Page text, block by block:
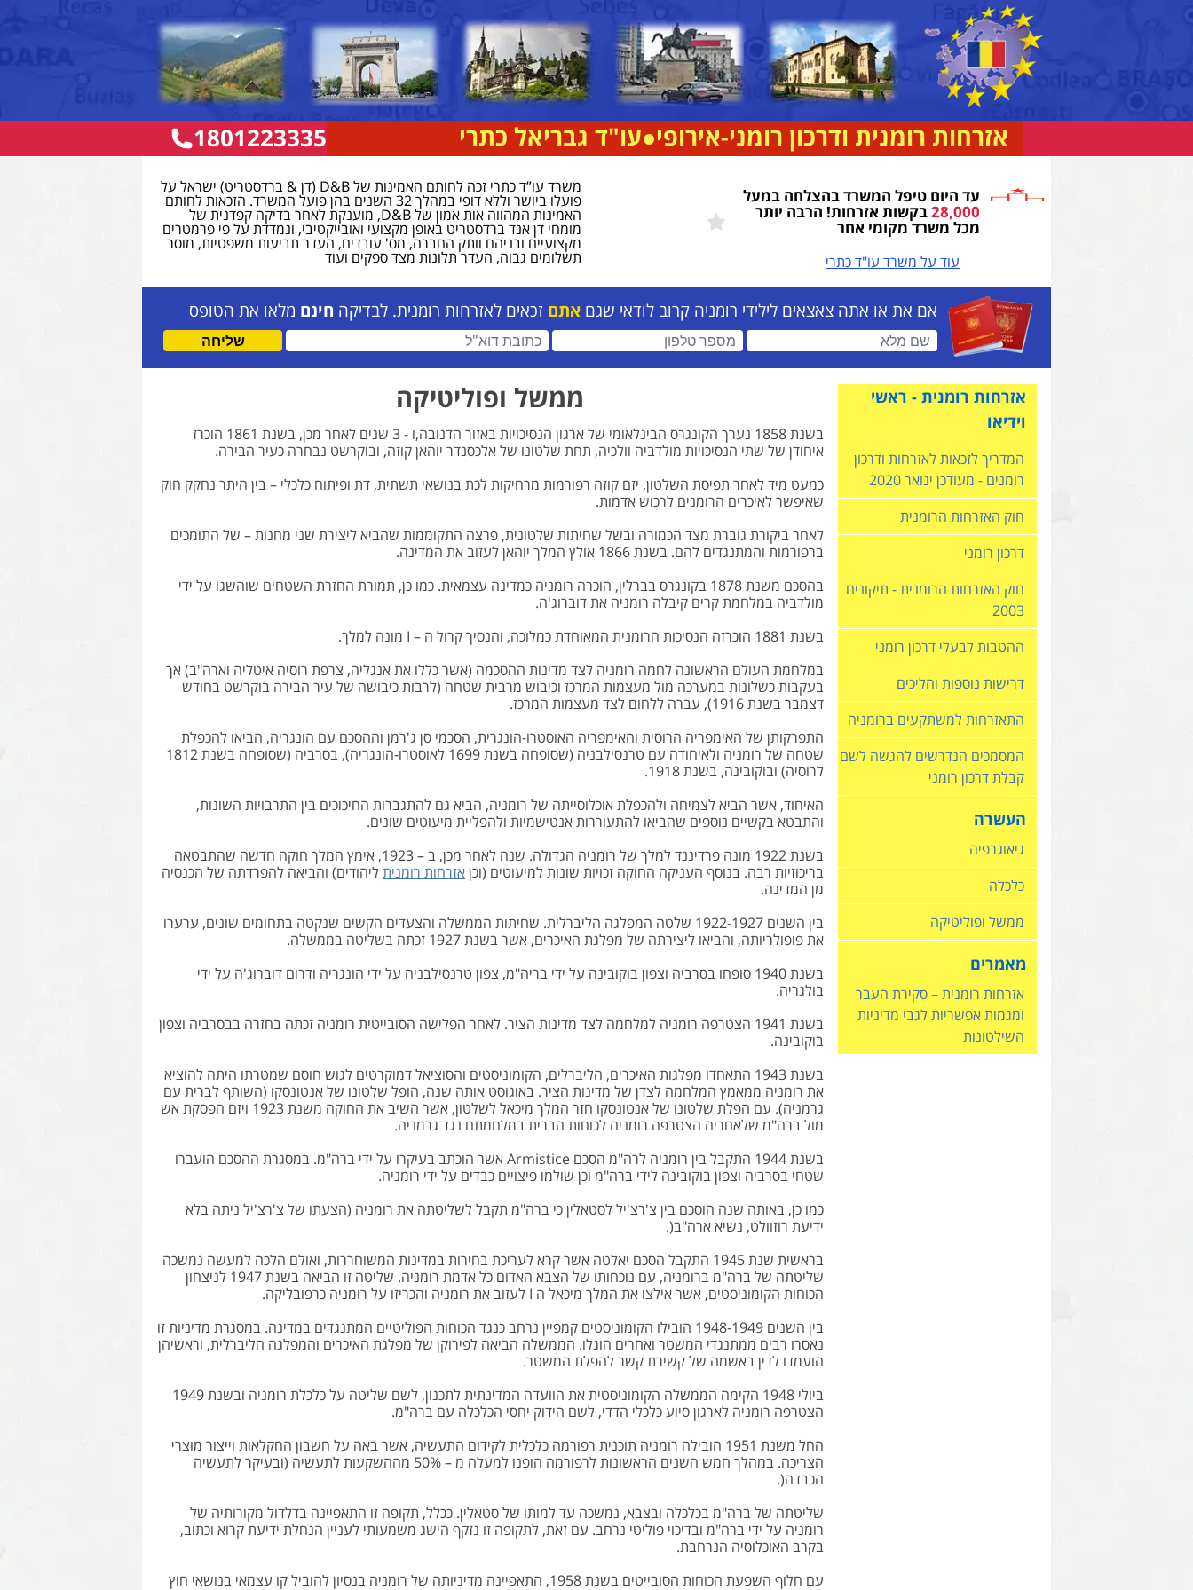
אזרחות רומנית ודרכון רומני-אירופי●עו"ד גבריאל כתרי 1801223335
משרד עו”ד כתרי זכה לחותם האמינות של D&B (דן & ברדסטריט) ישראל על
פועלו ביושר וללא דופי במהלך 32 השנים בהן פועל המשרד. הזכאות לחותם
האמינות המהווה אות אמון של D&B, מוענקת לאחר בדיקה קפדנית של
מומחי דן אנד ברדסטריט באופן מקצועי ואובייקטיבי, ונמדדת על פי פרמטרים
מקצועיים ובניהם וותק החברה, מס' עובדים, העדר תביעות משפטיות, מוסר
תשלומים גבוה, העדר תלונות מצד ספקים ועוד
עד היום טיפל המשרד בהצלחה במעל
28,000בקשות אזרחות! הרבה יותר
מכל משרד מקומי אחר
עוד על משרד עו"ד כתרי
אם את או אתה צאצאים לילידי רומניה קרוב לודאי שגם אתם זכאים לאזרחות רומנית. לבדיקה חינם מלאו את הטופס
שם מלא (חובה) כתובת דוא"ל (חובה) מספר טלפון (חובה) שליחה
ממשל ופוליטיקה
בשנת 1858 נערך הקונגרס הבינלאומי של ארגון הנסיכויות באזור הדנובה,ו - 3 שנים לאחר מכן, בשנת 1861 הוכרז
איחודן של שתי הנסיכויות מולדביה וולכיה, תחת שלטונו של אלכסנדר יוהאן קוזה, ובוקרשט נבחרה כעיר הבירה.
כמעט מיד לאחר תפיסת השלטון, יזם קוזה רפורמות מרחיקות לכת בנושאי תשתית, דת ופיתוח כלכלי – בין היתר נחקק חוק
שאיפשר לאיכרים הרומנים לרכוש אדמות.
לאחר ביקורת גוברת מצד הכמורה ובשל שחיתות שלטונית, פרצה התקוממות שהביא ליצירת שני מחנות – של התומכים
ברפורמות והמתנגדים להם. בשנת 1866 אולץ המלך יוהאן לעזוב את המדינה.
בהסכם משנת 1878 בקונגרס בברלין, הוכרה רומניה כמדינה עצמאית. כמו כן, תמורת החזרת השטחים שוהשגו על ידי
מולדביה במלחמת קרים קיבלה רומניה את דוברוג'ה.
בשנת 1881 הוכרזה הנסיכות הרומנית המאוחדת כמלוכה, והנסיך קרול ה – I מונה למלך.
במלחמת העולם הראשונה לחמה רומניה לצד מדינות ההסכמה (אשר כללו את אנגליה, צרפת רוסיה איטליה וארה"ב) אך
בעקבות כשלונות במערכה מול מעצמות המרכז וכיבוש מרבית שטחה (לרבות כיבושה של עיר הבירה בוקרשט בחודש
דצמבר בשנת 1916), עברה ללחום לצד מעצמות המרכז.
התפרקותן של האימפריה הרוסית והאימפריה האוסטרו-הונגרית, הסכמי סן ג'רמן וההסכם עם הונגריה, הביאו להכפלת
שטחה של רומניה ולאיחודה עם טרנסילבניה (שסופחה בשנת 1699 לאוסטרו-הונגריה), בסרביה (שסופחה בשנת 1812
לרוסיה) ובוקובינה, בשנת 1918.
האיחוד, אשר הביא לצמיחה ולהכפלת אוכלוסייתה של רומניה, הביא גם להתגברות החיכוכים בין התרבויות השונות,
והתבטא בקשיים נוספים שהביאו להתעוררות אנטישמיות ולהפליית מיעוטים שונים.
בשנת 1922 מונה פרדיננד למלך של רומניה הגדולה. שנה לאחר מכן, ב – 1923, אימץ המלך חוקה חדשה שהתבטאה
בריכוזיות רבה. בנוסף העניקה החוקה זכויות שונות למיעוטים (וכןאזרחות רומניתליהודים) והביאה להפרדתה של הכנסיה
מן המדינה.
בין השנים 1922-1927 שלטה המפלגה הליברלית. שחיתות הממשלה והצעדים הקשים שנקטה בתחומים שונים, ערערו
את פופולריותה, והביאו ליצירתה של מפלגת האיכרים, אשר בשנת 1927 זכתה בשליטה בממשלה.
בשנת 1940 סופחו בסרביה וצפון בוקובינה על ידי בריה"מ, צפון טרנסילבניה על ידי הונגריה ודרום דוברוג'ה על ידי
בולגריה.
בשנת 1941 הצטרפה רומניה למלחמה לצד מדינות הציר. לאחר הפלישה הסובייטית רומניה זכתה בחזרה בבסרביה וצפון
בוקובינה.
בשנת 1943 התאחדו מפלגות האיכרים, הליברלים, הקומוניסטים והסוציאל דמוקרטים לגוש חוסם שמטרתו היתה להוציא
את רומניה ממאמץ המלחמה לצדן של מדינות הציר. באוגוסט אותה שנה, הופל שלטונו של אנטונסקו (השותף לברית עם
גרמניה). עם הפלת שלטונו של אנטונסקו חזר המלך מיכאל לשלטון, אשר השיב את החוקה משנת 1923 ויזם הפסקת אש
מול ברה"מ שלאחריה הצטרפה רומניה לכוחות הברית במלחמתם נגד גרמניה.
בשנת 1944 התקבל בין רומניה לרה"מ הסכם Armistice אשר הוכתב בעיקרו על ידי ברה"מ. במסגרת ההסכם הועברו
שטחי בסרביה וצפון בוקובינה לידי ברה"מ וכן שולמו פיצויים כבדים על ידי רומניה.
כמו כן, באותה שנה הוסכם בין צ'רצ'יל לסטאלין כי ברה"מ תקבל לשליטתה את רומניה (הצעתו של צ'רצ'יל ניתה בלא
ידיעת רוזוולט, נשיא ארה"ב(.
בראשית שנת 1945 התקבל הסכם יאלטה אשר קרא לעריכת בחירות במדינות המשוחררות, ואולם הלכה למעשה נמשכה
שליטתה של ברה"מ ברומניה, עם נוכחותו של הצבא האדום כל אדמת רומניה. שליטה זו הביאה בשנת 1947 לניצחון
הכוחות הקומוניסטים, אשר אילצו את המלך מיכאל ה I לעזוב את רומניה והכריזו על רומניה כרפובליקה.
בין השנים 1948-1949 הובילו הקומוניסטים קמפיין נרחב כנגד הכוחות הפוליטיים המתנגדים במדינה. במסגרת מדיניות זו
נאסרו רבים ממתנגדי המשטר ואחרים הוגלו. הממשלה הביאה לפירוקן של מפלגת האיכרים והמפלגה הליברלית, וראשיהן
הועמדו לדין באשמה של קשירת קשר להפלת המשטר.
ביולי 1948 הקימה הממשלה הקומוניסטית את הוועדה המדינתית לתכנון, לשם שליטה על כלכלת רומניה ובשנת 1949
הצטרפה רומניה לארגון סיוע כלכלי הדדי, לשם הידוק יחסי הכלכלה עם ברה"מ.
החל משנת 1951 הובילה רומניה תוכנית רפורמה כלכלית לקידום התעשיה, אשר באה על חשבון החקלאות וייצור מוצרי
הצריכה. במהלך חמש השנים הראשונות לרפורמה הופנו למעלה מ – 50% מההשקעות לתעשיה (ובעיקר לתעשיה
הכבדה(.
שליטתה של ברה"מ בכלכלה ובצבא, נמשכה עד למותו של סטאלין. ככלל, תקופה זו התאפיינה בדלדול מקורותיה של
רומניה על ידי ברה"מ ובדיכוי פוליטי נרחב. עם זאת, לתקופה זו נזקף הישג משמעותי לעניין הנחלת ידיעת קרוא וכתוב,
בקרב האוכלוסיה הנרחבת.
עם חלוף השפעת הכוחות הסובייטים בשנת 1958, התאפיינה מדיניותה של רומניה בנסיון להוביל קו עצמאי בנושאי חוץ
אזרחות רומנית - ראשי
וידיאו
המדריך לזכאות לאזרחות ודרכון
רומנים - מעודכן ינואר 2020
חוק האזרחות הרומנית
דרכון רומני
חוק האזרחות הרומנית - תיקונים
2003
ההטבות לבעלי דרכון רומני
דרישות נוספות והליכים
התאזרחות למשתקעים ברומניה
המסמכים הנדרשים להגשה לשם
קבלת דרכון רומני
העשרה
גיאוגרפיה
כלכלה
ממשל ופוליטיקה
מאמרים
אזרחות רומנית – סקירת העבר
ומגמות אפשריות לגבי מדיניות
השילטונות